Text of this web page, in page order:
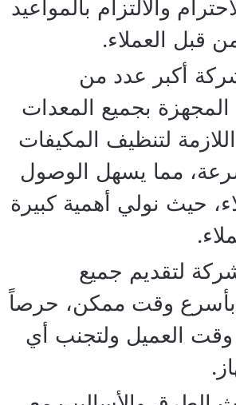
والالتزام بالمواعيد
قبل العملاء.
أكبر عدد من
المجهزة بجميع المعدات
لتنظيف المكيفات
مما يسهل الوصول
حيث نولي أهمية كبيرة
لتقديم جميع
بأسرع وقت ممكن، حرصاً
وقت العميل ولتجنب أي